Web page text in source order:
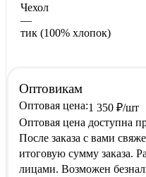
Чехол
—
тик (100% хлопок)
Оптовикам
Оптовая цена:1 350 ₽/шт
Оптовая цена доступна
После заказа с вами
итоговую сумму заказа.
лицами. Возможен